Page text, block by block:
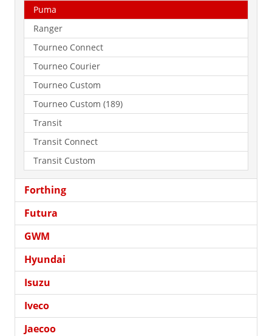
Puma
Ranger
Tourneo Connect
Tourneo Courier
Tourneo Custom
Tourneo Custom (189)
Transit
Transit Connect
Transit Custom
Forthing
Futura
GWM
Hyundai
Isuzu
Iveco
Jaecoo